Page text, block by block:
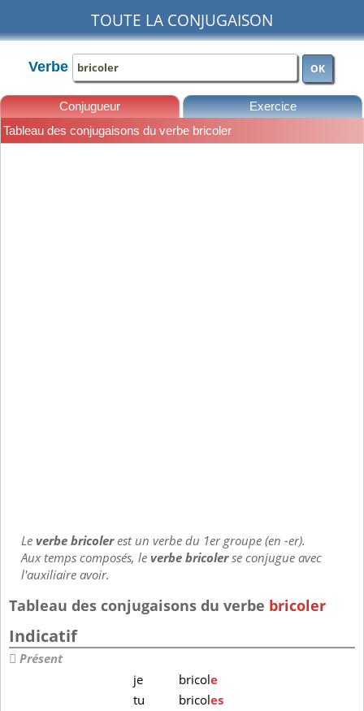
TOUTE LA CONJUGAISON
Verbe OK
Conjugueur Exercice
Tableau des conjugaisons du verbe bricoler
Leverbe bricolerest un verbe du 1er groupe (en -er).
Aux temps composés, leverbe bricolerse conjugue avec
l'auxiliaire avoir.
Tableau des conjugaisons du verbe bricoler
Indicatif
Présent
je
bricole
tu
bricoles